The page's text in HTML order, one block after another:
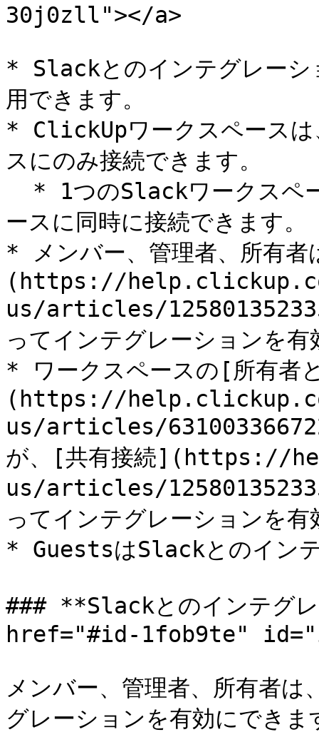
30j0zll"></a>
* Slackとのインテグレーシ
用できます。
* ClickUpワークスペースは
スにのみ接続できます。
ースに同時に接続できます。
* メンバー、管理者、所有
(https://
us/articles/
ってインテグレーションを有
* ワークスペースの[所有者
(https://
us/articles/
が、[共有接続](https://
us/articles/
ってインテグレーションを有
* GuestsはSlackとのインテ
### **Slackとのインテグ
href="#id-1fob9te"
メンバー、管理者、所有者
グレーションを有効にでき